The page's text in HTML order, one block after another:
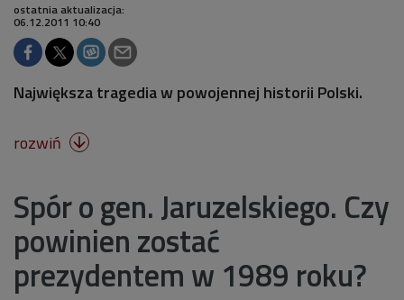
ostatnia aktualizacja:
06.12.2011 10:40
Największa tragedia w powojennej historii Polski.
rozwiń 
Spór o gen. Jaruzelskiego. Czy
powinien zostać
prezydentem w 1989 roku?